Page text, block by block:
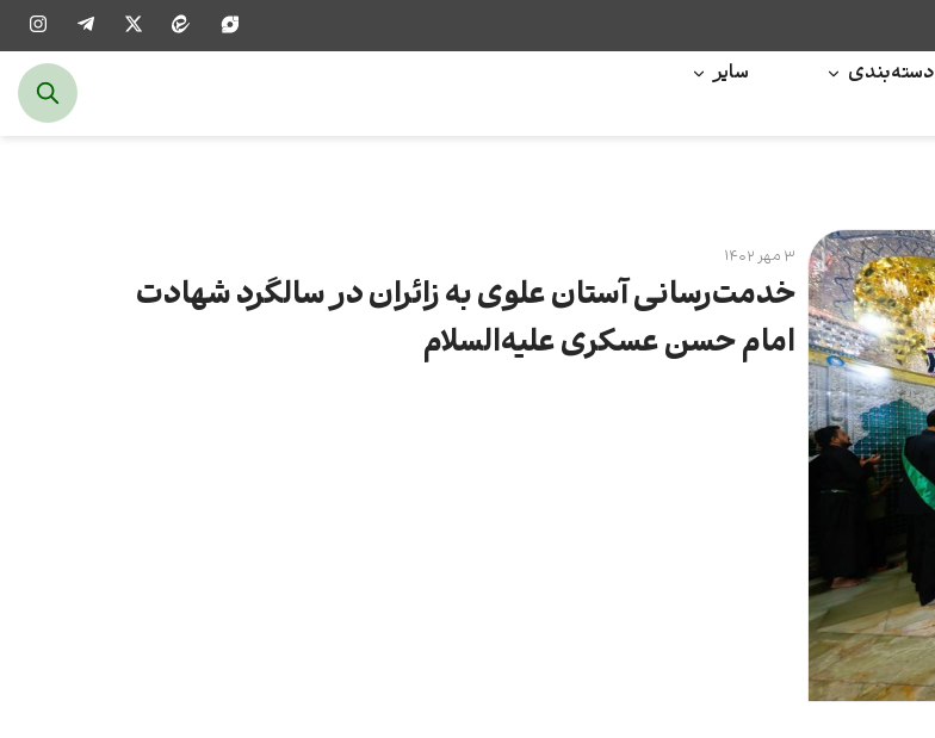
دسته‌بندی سایر
۳ مهر ۱۴۰۲
خدمت‌رسانی آستان علوی به زائران در سالگرد شهادت
امام حسن عسکری علیه‌السلام